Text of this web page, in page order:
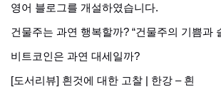
영어 블로그를 개설하였습니다.
건물주는 과연 행복할까? “건물주의 기쁨과
비트코인은 과연 대세일까?
[도서리뷰] 흰것에 대한 고찰 | 한강 – 흰